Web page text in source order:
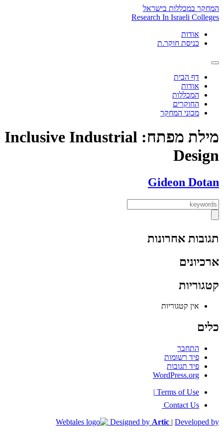
Skip
to
המחקר במכללות בישראל
Research In Israeli Colleges
אודות
כניסת חוקר.ת
דף הבית
אודות
המכללות
החוקרים
מכוני המחקר
מילת מפתח: Inclusive Industrial
Design
Gideon Dotan
תגובות אחרונות
ארכיונים
קטגוריות
אין קטגוריות
כלים
התחבר
פיד רשומות
פיד תגובות
WordPress.org
Terms of Use
|
Contact Us
Designed by Artic | Developed by